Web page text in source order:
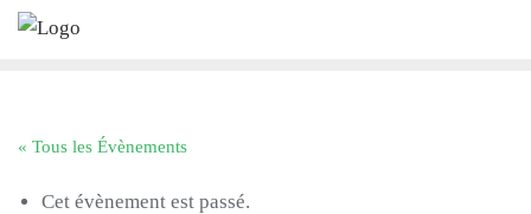
Skip
« Tous les Évènements
Cet évènement est passé.